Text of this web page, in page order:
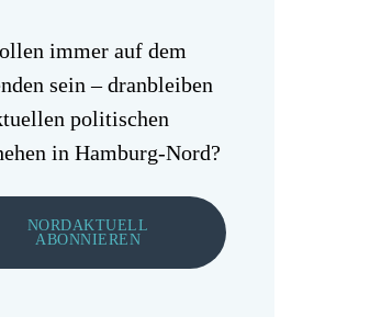
immer auf dem
sein – dranbleiben
politischen
in Hamburg-Nord?
NORDAKTUELL
ABONNIEREN